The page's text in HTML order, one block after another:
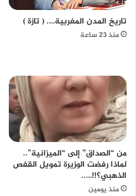
تاريخ المدن المغربية…. ( تازة )
منذ 23 ساعة
من “الصداق” إلى “الميزانية”..
لماذا رفضت الوزيرة تمويل القفص
الذهبي؟!!…..
منذ يومين